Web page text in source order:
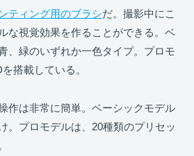
ティング用のブラシだ。撮影中にこ
な視覚効果を作ることができる。ベ
、緑のいずれか一色タイプ。プロモ
搭載している。
作は非常に簡単。ベーシックモデル
。プロモデルは、20種類のプリセッ